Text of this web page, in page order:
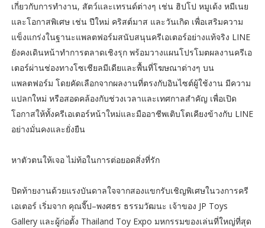
เกี่ยวกับการทำงาน, สัตว์และเทรนด์ต่างๆ เช่น ฮิปโป หมูเด้ง หมีเนย
และโอกาสพิเศษ เช่น ปีใหม่ คริสต์มาส และวันเกิด เพื่อเสริมความ
แข็งแกร่งในฐานะแพลตฟอร์มสนับสนุนครีเอเตอร์อย่างแท้จริง LINE
ยังคงเดินหน้าทำการตลาดเชิงรุก พร้อมวางแผนโปรโมตผลงานครีเอ
เตอร์ผ่านช่องทางโซเชียลมีเดียและพื้นที่โฆษณาต่างๆ บน
แพลตฟอร์ม โดยคัดเลือกจากผลงานที่ตรงกับอินไซต์ผู้ใช้งาน มีความ
แปลกใหม่ หรือสอดคล้องกับช่วงเวลาและเทศกาลสำคัญ เพื่อเปิด
โอกาสให้ทั้งครีเอเตอร์หน้าใหม่และมืออาชีพเติบโตเคียงข้างกับ LINE
อย่างมั่นคงและยั่งยืน
หาตัวตนให้เจอ ไม่ท้อในการต่อยอดสิ่งที่รัก
ปิดท้ายงานด้วยแรงบันดาลใจจากสองแขกรับเชิญพิเศษในวงการครี
เอเตอร์ เริ่มจาก คุณจี๊ป–พงศธร ธรรมวัฒนะ เจ้าของ JP Toys
Gallery และผู้ก่อตั้ง Thailand Toy Expo มหกรรมของเล่นที่ใหญ่ที่สุด